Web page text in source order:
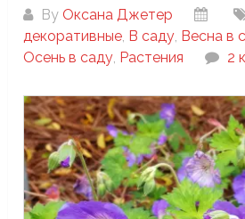
By Оксана Джетер
декоративные, В саду, Весна в
Осень в саду, Растения 2